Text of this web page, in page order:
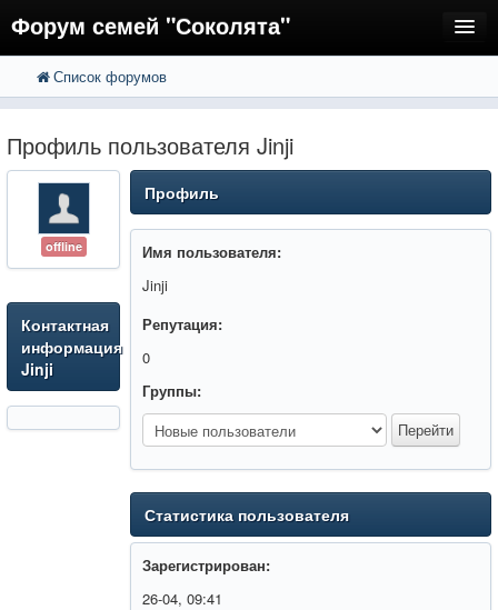
Форум семей "Соколята"
FAQ
Регистрация
Вход
Список форумов
Профиль пользователя Jinji
offline
Контактная
информация
Jinji
Профиль
Имя пользователя:
Jinji
Репутация:
0
Группы:
Статистика пользователя
Зарегистрирован:
26-04, 09:41